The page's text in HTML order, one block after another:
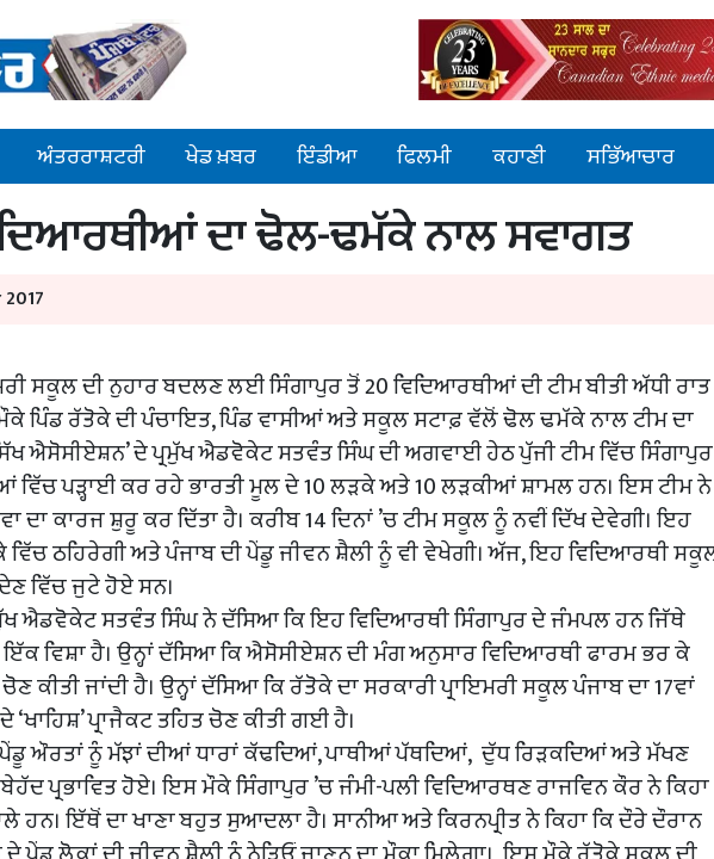
ਅੰਤਰਰਾਸ਼ਟਰੀ ਖੇਡ ਖ਼ਬਰ ਇੰਡੀਆ ਫਿਲਮੀ ਕਹਾਣੀ ਸਭਿੱਆਚਾਰ
ਦਾ ਢੋਲ-ਢਮੱਕੇ ਨਾਲ ਸਵਾਗਤ
ਸਕੂਲ ਦੀ ਨੁਹਾਰ ਬਦਲਣ ਲਈ ਸਿੰਗਾਪੁਰ ਤੋਂ 20 ਵਿਦਿਆਰਥੀਆਂ ਦੀ ਟੀਮ ਬੀਤੀ ਅੱਧੀ ਰਾਤ
ਪਿੰਡ ਰੱਤੋਕੇ ਦੀ ਪੰਚਾਇਤ, ਪਿੰਡ ਵਾਸੀਆਂ ਅਤੇ ਸਕੂਲ ਸਟਾਫ਼ ਵੱਲੋਂ ਢੋਲ ਢਮੱਕੇ ਨਾਲ ਟੀਮ ਦਾ
ਐਸੋਸੀਏਸ਼ਨ’ ਦੇ ਪ੍ਰਮੁੱਖ ਐਡਵੋਕੇਟ ਸਤਵੰਤ ਸਿੰਘ ਦੀ ਅਗਵਾਈ ਹੇਠ ਪੁੱਜੀ ਟੀਮ ਵਿੱਚ ਸਿੰਗਾਪੁਰ
ਪੜ੍ਹਾਈ ਕਰ ਰਹੇ ਭਾਰਤੀ ਮੂਲ ਦੇ 10 ਲੜਕੇ ਅਤੇ 10 ਲੜਕੀਆਂ ਸ਼ਾਮਲ ਹਨ। ਇਸ ਟੀਮ ਨੇ
ਦਾ ਕਾਰਜ ਸ਼ੁਰੂ ਕਰ ਦਿੱਤਾ ਹੈ। ਕਰੀਬ 14 ਦਿਨਾਂ ’ਚ ਟੀਮ ਸਕੂਲ ਨੂੰ ਨਵੀਂ ਦਿੱਖ ਦੇਵੇਗੀ। ਇਹ
ਵਿੱਚ ਠਹਿਰੇਗੀ ਅਤੇ ਪੰਜਾਬ ਦੀ ਪੇਂਡੂ ਜੀਵਨ ਸ਼ੈਲੀ ਨੂੰ ਵੀ ਵੇਖੇਗੀ। ਅੱਜ, ਇਹ ਵਿਦਿਆਰਥੀ
ਵਿੱਚ ਜੁਟੇ ਹੋਏ ਸਨ।
ਐਡਵੋਕੇਟ ਸਤਵੰਤ ਸਿੰਘ ਨੇ ਦੱਸਿਆ ਕਿ ਇਹ ਵਿਦਿਆਰਥੀ ਸਿੰਗਾਪੁਰ ਦੇ ਜੰਮਪਲ ਹਨ ਜਿੱਥੇ
ਇੱਕ ਵਿਸ਼ਾ ਹੈ। ਉਨ੍ਹਾਂ ਦੱਸਿਆ ਕਿ ਐਸੋਸੀਏਸ਼ਨ ਦੀ ਮੰਗ ਅਨੁਸਾਰ ਵਿਦਿਆਰਥੀ ਫਾਰਮ ਭਰ ਕੇ
ਕੀਤੀ ਜਾਂਦੀ ਹੈ। ਉਨ੍ਹਾਂ ਦੱਸਿਆ ਕਿ ਰੱਤੋਕੇ ਦਾ ਸਰਕਾਰੀ ਪ੍ਰਾਇਮਰੀ ਸਕੂਲ ਪੰਜਾਬ ਦਾ 17ਵਾਂ
ਪ੍ਰਾਜੈਕਟ ਤਹਿਤ ਚੋਣ ਕੀਤੀ ਗਈ ਹੈ।
ਔਰਤਾਂ ਨੂੰ ਮੱਝਾਂ ਦੀਆਂ ਧਾਰਾਂ ਕੱਢਦਿਆਂ, ਪਾਥੀਆਂ ਪੱਥਦਿਆਂ, ਦੁੱਧ ਰਿੜਕਦਿਆਂ ਅਤੇ ਮੱਖਣ
ਪ੍ਰਭਾਵਿਤ ਹੋਏ। ਇਸ ਮੌਕੇ ਸਿੰਗਾਪੁਰ ’ਚ ਜੰਮੀ-ਪਲੀ ਵਿਦਿਆਰਥਣ ਰਾਜਵਿਨ ਕੌਰ ਨੇ ਕਿਹਾ
ਹਨ। ਇੱਥੋਂ ਦਾ ਖਾਣਾ ਬਹੁਤ ਸੁਆਦਲਾ ਹੈ। ਸਾਨੀਆ ਅਤੇ ਕਿਰਨਪ੍ਰੀਤ ਨੇ ਕਿਹਾ ਕਿ ਦੌਰੇ ਦੌਰਾਨ